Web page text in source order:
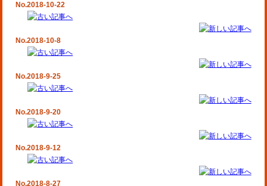
No.2018-10-22
No.2018-10-8
No.2018-9-25
No.2018-9-20
No.2018-9-12
No.2018-8-27